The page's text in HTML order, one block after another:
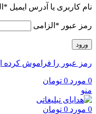
نام کاربری یا آدرس ایمیل *
رمز عبور * الزامی
ورود
رمز عبور را فراموش کرده
0 مورد 0 تومان
منو
0 مورد 0 تومان